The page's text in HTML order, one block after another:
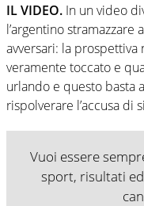
IL VIDEO. In un video
l’argentino
avversari: la prospettiva
veramente toccato e
urlando e questo basta
rispolverare l’accusa di
Vuoi essere
sport, risultati